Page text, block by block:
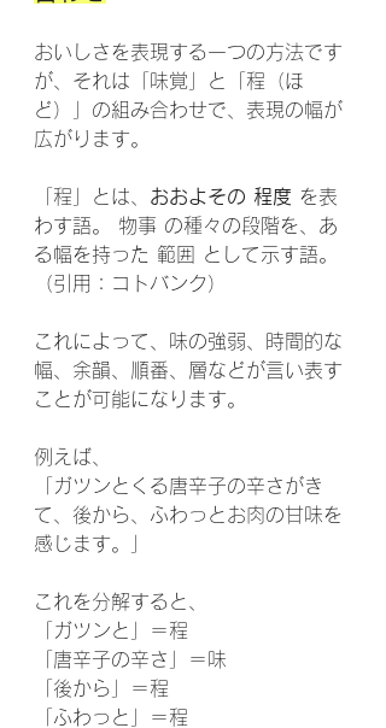
おいしさを表現する一つの方法です
が、それは「味覚」と「程（ほ
ど）」の組み合わせで、表現の幅が
広がります。
「程」とは、 おおよその 程度 を表
わす語。 物事 の種々の段階を、あ
る幅を持った 範囲 として示す語。
（引用：コトバンク）
これによって、味の強弱、時間的な
幅、余韻、順番、層などが言い表す
ことが可能になります。
例えば、
「ガツンとくる唐辛子の辛さがき
て、後から、ふわっとお肉の甘味を
感じます。」
これを分解すると、
「ガツンと」＝程
「唐辛子の辛さ」＝味
「後から」＝程
「ふわっと」＝程